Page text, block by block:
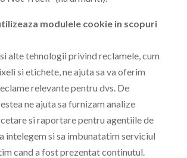
modulele cookie in scopuri
alte tehnologii privind reclamele, cum
si etichete, ne ajuta sa va oferim
relevante pentru dvs. De
ne ajuta sa furnizam analize
si raportare pentru agentiile de
intelegem si sa imbunatatim serviciul
cand a fost prezentat continutul.